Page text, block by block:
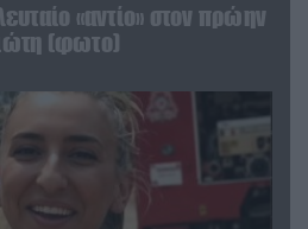
«αντίο» στον πρώην
(φωτο)